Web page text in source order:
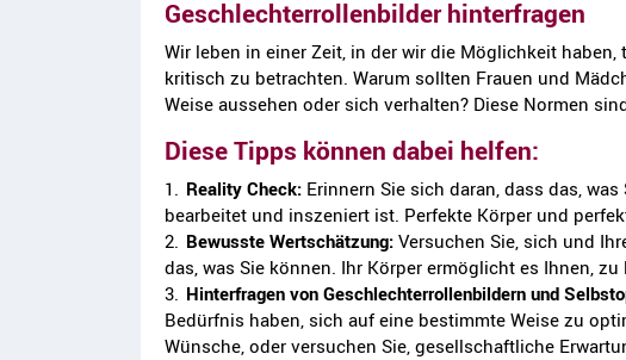
Geschlechterrollenbilder hinterfragen
Wir leben in einer Zeit, in der wir die Möglichkeit
kritisch zu betrachten. Warum sollten Frauen und
Weise aussehen oder sich verhalten? Diese Normen
Diese Tipps können dabei helfen:
Reality Check: Erinnern Sie sich daran, dass das,
bearbeitet und inszeniert ist. Perfekte Körper und
Bewusste Wertschätzung: Versuchen Sie, sich und
das, was Sie können. Ihr Körper ermöglicht es Ihnen,
Hinterfragen von Geschlechterrollenbildern und
Bedürfnis haben, sich auf eine bestimmte Weise zu
Wünsche, oder versuchen Sie, gesellschaftliche